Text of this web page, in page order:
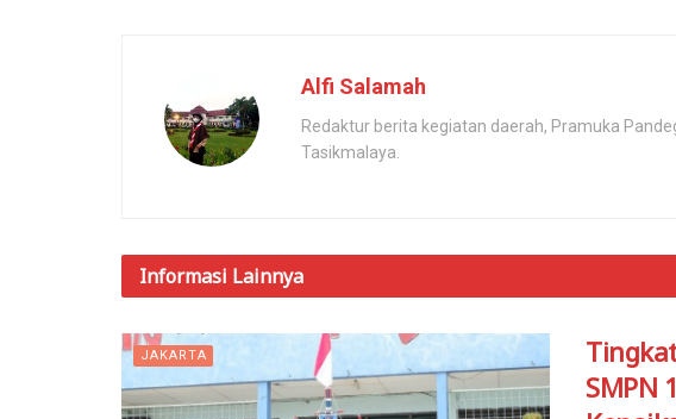
Alfi Salamah
Redaktur berita kegiatan daerah, Pramuka
Tasikmalaya.
Informasi Lainnya
JAKARTA
SMPN